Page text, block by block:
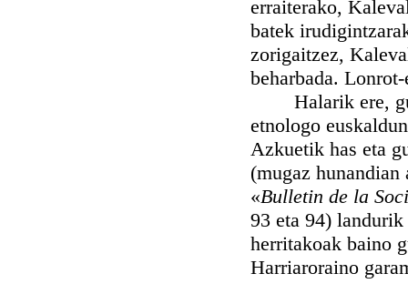
erraiterako,
batek
zorigaitzez,
beharbada.
Halarik ere,
etnologo
Azkuetik has eta
(mugaz hunandian
«Bulletin de la
93 eta 94)
herritakoak baino
Harriaroraino